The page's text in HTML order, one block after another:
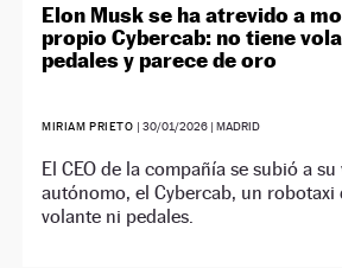
Elon Musk se ha atrevido a
propio Cybercab: no tiene
pedales y parece de oro
MIRIAM PRIETO | 30/01/2026| MADRID
El CEO de la compañía se subió a
autónomo, el Cybercab, un robotaxi
volante ni pedales.